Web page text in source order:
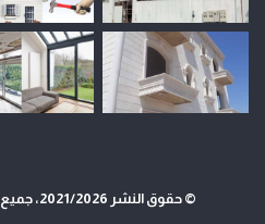
© حقوق النشر 2021/2026، جميع الحقوق محفوظة |